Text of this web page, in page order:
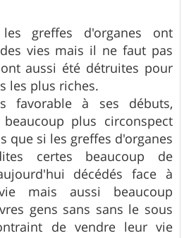
greffes d'organes ont
vies mais il ne faut pas
aussi été détruites pour
les plus riches.
favorable à ses débuts,
plus circonspect
que si les greffes d'organes
certes beaucoup de
décédés face à
mais aussi beaucoup
gens sans sans le sous
de vendre leur vie